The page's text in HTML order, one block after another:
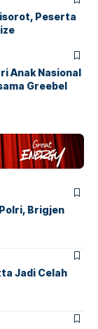
Peserta
Anak Nasional
Greebel
Brigjen
Jadi Celah